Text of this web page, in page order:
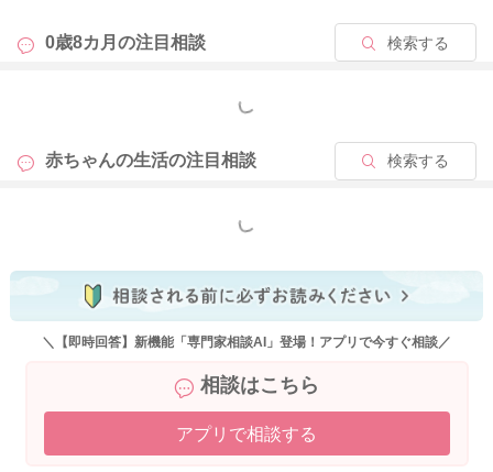
こともあります。今は、徐々におっぱいやミルク以外の固形物
に慣れている時期で、お子さんなりに、一生懸命慣れていく準
ることにこだわらず、食べないときは少しお休みする期間を設
けたり、普段と異なる環境や形状でお試しいただくと意外と食
べてくれるようになることもありますよ。
0歳8カ月の注目相談 検索する
もっと見る
赤ちゃんの生活の注目相談 検索する
もっと見る
＼【即時回答】新機能「専門家相談AI」登場！アプリで今すぐ相談／
相談はこちら
アプリで相談する